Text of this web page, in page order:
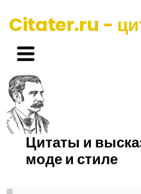
Citater.ru -
Цитаты и
моде и стиле